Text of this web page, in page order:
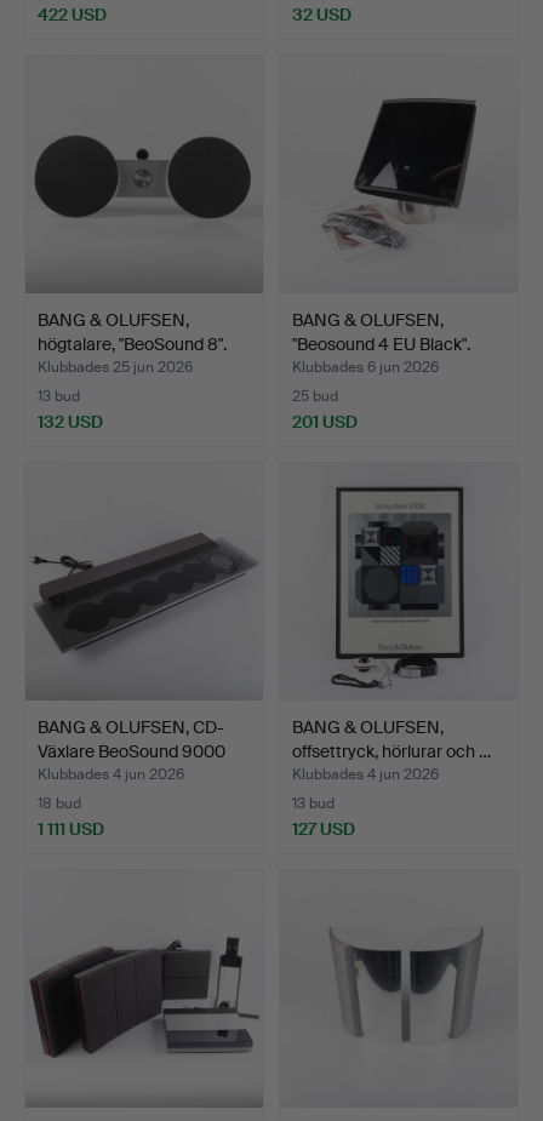
422 USD 32 USD
BANG & OLUFSEN,
högtalare, "BeoSound 8".
Klubbades 25 jun 2026
13 bud
132 USD
BANG & OLUFSEN,
"Beosound 4 EU Black".
Klubbades 6 jun 2026
25 bud
201 USD
BANG & OLUFSEN, CD-
Växlare BeoSound 9000
M…
Klubbades 4 jun 2026
18 bud
1 111 USD
BANG & OLUFSEN,
offsettryck, hörlurar och …
Klubbades 4 jun 2026
13 bud
127 USD